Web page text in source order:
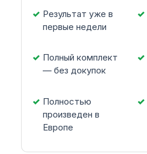
Результат уже в
первые недели
Полный комплект
— без докупок
Полностью
произведен в
Европе